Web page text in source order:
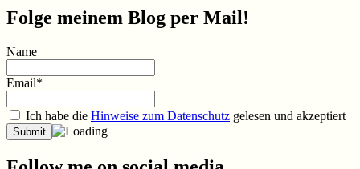
Folge meinem Blog per Mail!
Name
Email*
Ich habe die Hinweise zum Datenschutz gelesen und akzeptiert